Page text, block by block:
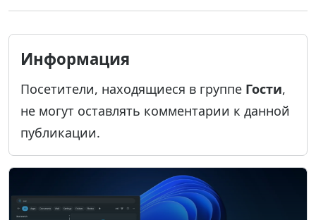
Информация
Посетители, находящиеся в группе Гости,
не могут оставлять комментарии к данной
публикации.